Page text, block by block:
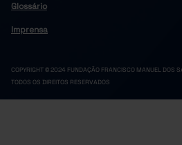
Glossário
Imprensa
COPYRIGHT © 2024 FUNDAÇÃO FRANCISCO MANUEL DOS
TODOS OS DIREITOS RESERVADOS